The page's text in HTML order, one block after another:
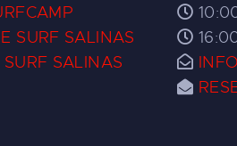
SURF SALINAS
SALINAS